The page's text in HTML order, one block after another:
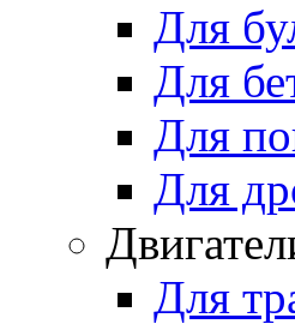
Для
Для
Для
Для
Для